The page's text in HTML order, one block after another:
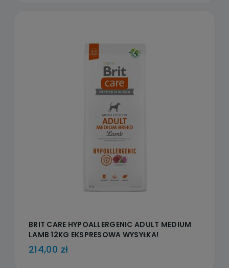
BRIT CARE HYPOALLERGENIC ADULT MEDIUM
LAMB 12KG EKSPRESOWA WYSYŁKA!
214,00 zł